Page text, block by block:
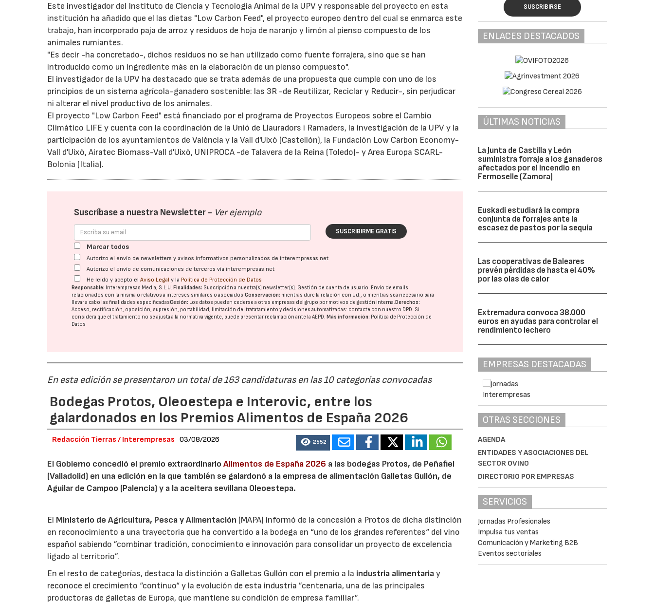
Este investigador del Instituto de Ciencia y Tecnología Animal de la UPV y responsable del proyecto en esta
institución ha añadido que el las dietas "Low Carbon Feed", el proyecto europeo dentro del cual se enmarca este
trabajo, han incorporado paja de arroz y residuos de hoja de naranjo y limón al pienso compuesto de los
animales rumiantes.
"Es decir -ha concretado-, dichos residuos no se han utilizado como fuente forrajera, sino que se han
introducido como un ingrediente más en la elaboración de un pienso compuesto".
El investigador de la UPV ha destacado que se trata además de una propuesta que cumple con uno de los
principios de un sistema agrícola-ganadero sostenible: las 3R -de Reutilizar, Reciclar y Reducir-, sin perjudicar
ni alterar el nivel productivo de los animales.
El proyecto "Low Carbon Feed" está financiado por el programa de Proyectos Europeos sobre el Cambio
Climático LIFE y cuenta con la coordinación de la Unió de Llauradors i Ramaders, la investigación de la UPV y la
participación de los ayuntamientos de València y la Vall d'Uixò (Castellón), la Fundación Low Carbon Economy-
Vall d'Uixò, Airatec Biomass-Vall d'Uixò, UNIPROCA -de Talavera de la Reina (Toledo)- y Area Europa SCARL-
Bolonia (Italia).
Suscríbase a nuestra Newsletter - Ver ejemplo
SUSCRIBIRME GRATIS
Marcar todos
Autorizo el envío de newsletters y avisos informativos personalizados de interempresas.net
Autorizo el envío de comunicaciones de terceros vía interempresas.net
He leído y acepto elAviso Legal y la Política de Protección de Datos
Responsable: Interempresas Media, S.L.U.Finalidades: Suscripción a nuestra(s) newsletter(s). Gestión de cuenta de usuario. Envío de emails
relacionados con la misma o relativos a intereses similares o asociados.Conservación: mientras dure la relación con Ud., o mientras sea necesario para
llevar a cabo las finalidades especificadasCesión: Los datos pueden cederse a otras empresas del grupo por motivos de gestión interna.Derechos:
Acceso, rectificación, oposición, supresión, portabilidad, limitación del tratatamiento y decisiones automatizadas: contacte con nuestro DPD. Si
considera que el tratamiento no se ajusta a la normativa vigente, puede presentar reclamación ante laAEPD.Más información: Política de Protección de
Datos
En esta edición se presentaron un total de 163 candidaturas en las 10 categorías convocadas
Bodegas Protos, Oleoestepa e Interovic, entre los
galardonados en los Premios Alimentos de España 2026
Redacción Tierras / Interempresas 03/08/2026 2552
El Gobierno concedió el premio extraordinarioAlimentos de España 2026 a las bodegas Protos, de Peñafiel
(Valladolid) en una edición en la que también se galardonó a la empresa de alimentación Galletas Gullón, de
Aguilar de Campoo (Palencia) y a la aceitera sevillana Oleoestepa.
El Ministerio de Agricultura, Pesca y Alimentación (MAPA) informó de la concesión a Protos de dicha distinción
en reconocimiento a una trayectoria que ha convertido a la bodega en “uno de los grandes referentes“ del vino
español sabiendo ”combinar tradición, conocimiento e innovación para consolidar un proyecto de excelencia
ligado al territorio”.
En el resto de categorías, destaca la distinción a Galletas Gullón con el premio a la industria alimentariay
reconoce el crecimiento “continuo“ y la evolución de esta industria ”centenaria, una de las principales
productoras de galletas de Europa, que mantiene su condición de empresa familiar”.
SUSCRIBIRSE
ENLACES DESTACADOS
ÚLTIMAS NOTICIAS
La Junta de Castilla y León
suministra forraje a los ganaderos
afectados por el incendio en
Fermoselle (Zamora)
Euskadi estudiará la compra
conjunta de forrajes ante la
escasez de pastos por la sequía
Las cooperativas de Baleares
prevén pérdidas de hasta el 40%
por las olas de calor
Extremadura convoca 38.000
euros en ayudas para controlar el
rendimiento lechero
EMPRESAS DESTACADAS
OTRAS SECCIONES
AGENDA
ENTIDADES Y ASOCIACIONES DEL
SECTOR OVINO
DIRECTORIO POR EMPRESAS
SERVICIOS
Jornadas Profesionales
Impulsa tus ventas
Comunicación y Marketing B2B
Eventos sectoriales